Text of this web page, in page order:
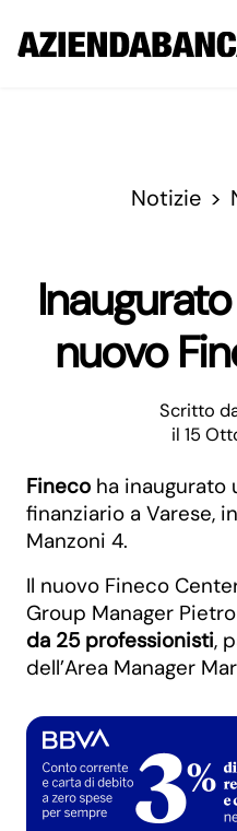
Notizie
nuovo
Scritto
il 15
Fineco ha inaugurato
finanziario a Varese,
Manzoni 4.
Il nuovo Fineco
Group Manager
da 25 professionisti,
dell’Area Manager